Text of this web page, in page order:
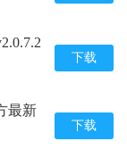
下载
最新
下载